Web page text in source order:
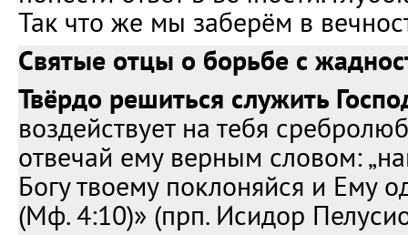
Так что же мы заберём в
Святые отцы о борьбе с
Твёрдо решиться служить
воздействует на тебя
отвечай ему верным словом:
Богу твоему поклоняйся и Ему
(Мф. 4:10)» (прп. Исидор